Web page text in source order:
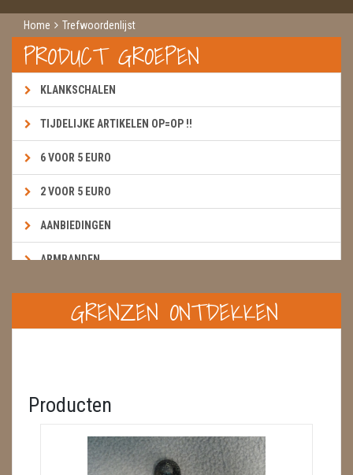
Home Trefwoordenlijst
PRODUCT GROEPEN
KLANKSCHALEN
TIJDELIJKE ARTIKELEN OP=OP !!
6 VOOR 5 EURO
2 VOOR 5 EURO
AANBIEDINGEN
ARMBANDEN
BOEKEN & KAARTEN E.A.R.T.H.
BOLLEN
CADEAUBONNEN
GRENZEN ONTDEKKEN
Producten